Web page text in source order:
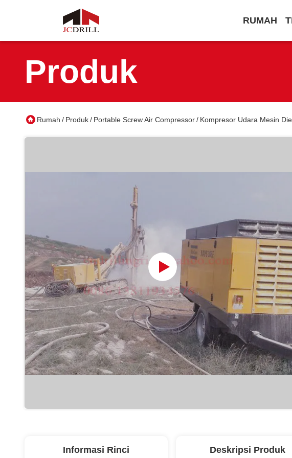
RUMAH
Produk
Rumah / Produk/ Portable Screw Air Compressor/ Kompresor Udara Mesin
Informasi Rinci Deskripsi Produk